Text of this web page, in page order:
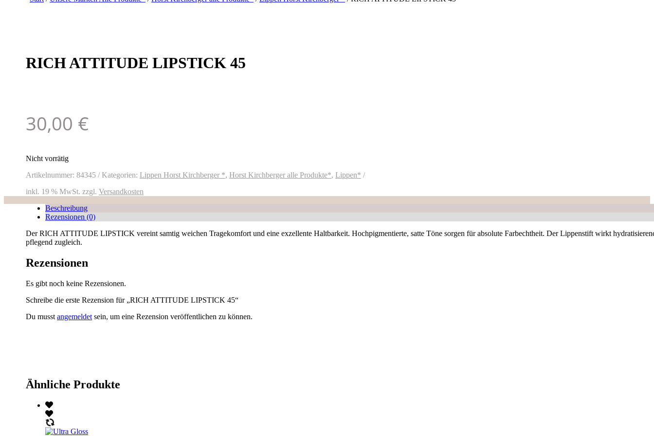
RICH ATTITUDE LIPSTICK 45
30,00 €
Nicht vorrätig
Artikelnummer: 84345 Kategorien: Lippen Horst Kirchberger *, Horst Kirchberger alle Produkte*, Lippen*
inkl. 19 % MwSt. zzgl. Versandkosten
Beschreibung
Rezensionen (0)
Der RICH ATTITUDE LIPSTICK vereint samtig weichen Tragekomfort und eine exzellente Haltbarkeit. Hochpigmentierte, satte Töne sorgen für absolute Farbechtheit. Der Lippenstift wirkt
pflegend zugleich.
Rezensionen
Es gibt noch keine Rezensionen.
Schreibe die erste Rezension für „RICH ATTITUDE LIPSTICK 45“
Du musst angemeldet sein, um eine Rezension veröffentlichen zu können.
Ähnliche Produkte